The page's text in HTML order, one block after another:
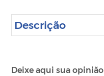
Descrição
Deixe aqui sua opinião